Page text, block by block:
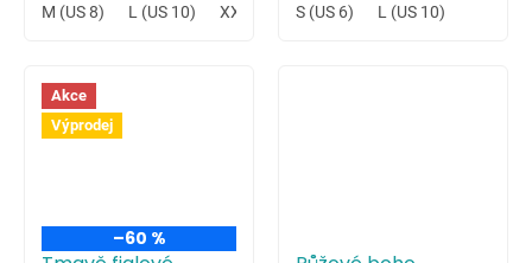
M (US 8) L (US 10) XXL (US 14)S (US 6) L (US 10)
Akce
Výprodej
–60 %